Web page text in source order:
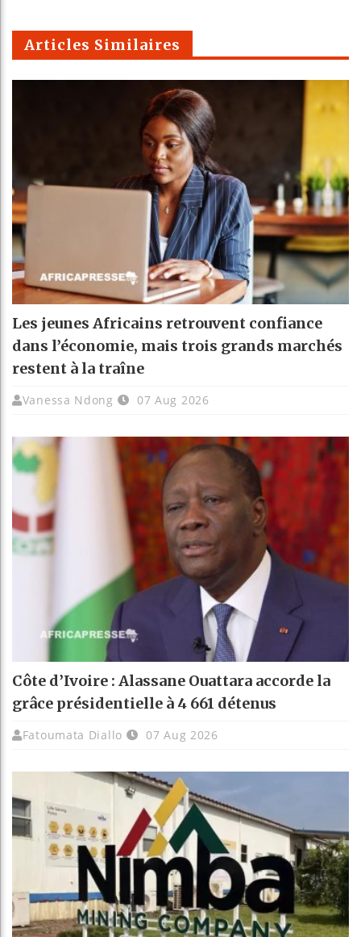
m
Articles Similaires
Les jeunes Africains retrouvent confiance
dans l’économie, mais trois grands marchés
restent à la traîne
Vanessa Ndong 07 Aug 2026
Côte d’Ivoire : Alassane Ouattara accorde la
grâce présidentielle à 4 661 détenus
Fatoumata Diallo 07 Aug 2026